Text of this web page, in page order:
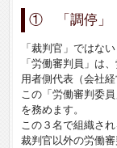
① 「調停」
「裁判官」ではな
「労働審判員」は
用者側代表（会社
この「労働審判委
を務めます。
この３名で組織さ
裁判官以外の労働